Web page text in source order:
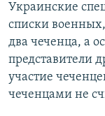
Украинские
списки
два чеченца, а
представители
участие
чеченцами не